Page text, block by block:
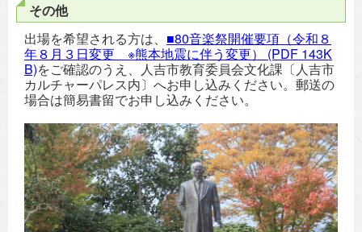
その他
出場を希望される方は、 ■80音楽祭開催要項（令和８
年８月３日変更 ※熊本地震に伴う変更）
(PDF 143K
B)をご確認のうえ、人吉市教育委員会文化課〔人吉市
カルチャーパレス内〕へお申し込みください。郵送の
場合は簡易書留でお申し込みください。